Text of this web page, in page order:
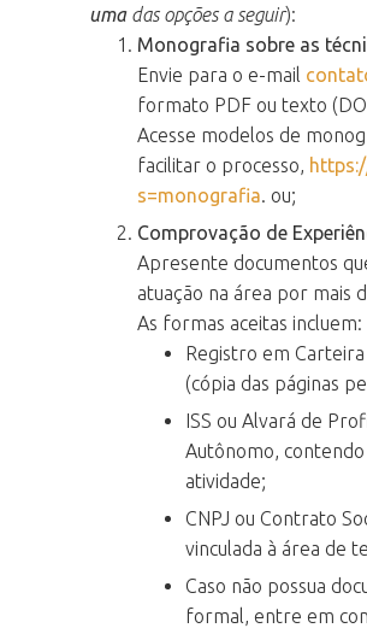
uma das opções a seguir):
Monografia sobre as
Envie para o e-mail
formato PDF ou texto
Acesse modelos de
facilitar o processo,
s=monografia. ou;
Comprovação de
Apresente documentos
atuação na área por mais
As formas aceitas incluem:
Registro em
(cópia das páginas
ISS ou Alvará de
Autônomo, contendo
atividade;
CNPJ ou Contrato
vinculada à área de
Caso não possua
formal, entre em